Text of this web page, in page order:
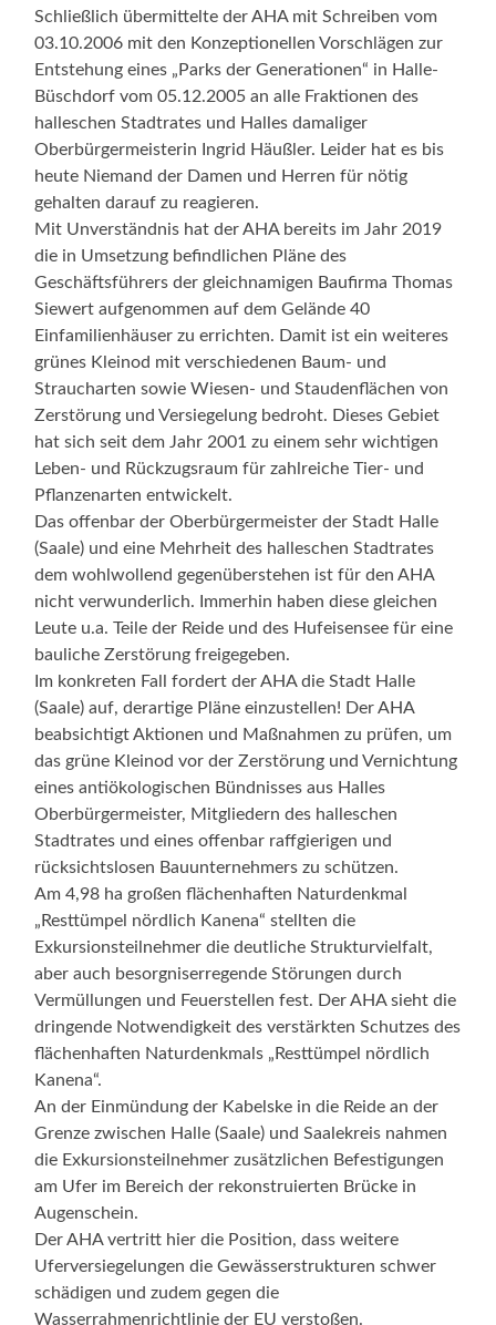
Schließlich übermittelte der AHA mit Schreiben vom
03.10.2006 mit den Konzeptionellen Vorschlägen zur
Entstehung eines „Parks der Generationen“ in Halle-
Büschdorf vom 05.12.2005 an alle Fraktionen des
halleschen Stadtrates und Halles damaliger
Oberbürgermeisterin Ingrid Häußler. Leider hat es bis
heute Niemand der Damen und Herren für nötig
gehalten darauf zu reagieren.
Mit Unverständnis hat der AHA bereits im Jahr 2019
die in Umsetzung befindlichen Pläne des
Geschäftsführers der gleichnamigen Baufirma Thomas
Siewert aufgenommen auf dem Gelände 40
Einfamilienhäuser zu errichten. Damit ist ein weiteres
grünes Kleinod mit verschiedenen Baum- und
Straucharten sowie Wiesen- und Staudenflächen von
Zerstörung und Versiegelung bedroht. Dieses Gebiet
hat sich seit dem Jahr 2001 zu einem sehr wichtigen
Leben- und Rückzugsraum für zahlreiche Tier- und
Pflanzenarten entwickelt.
Das offenbar der Oberbürgermeister der Stadt Halle
(Saale) und eine Mehrheit des halleschen Stadtrates
dem wohlwollend gegenüberstehen ist für den AHA
nicht verwunderlich. Immerhin haben diese gleichen
Leute u.a. Teile der Reide und des Hufeisensee für eine
bauliche Zerstörung freigegeben.
Im konkreten Fall fordert der AHA die Stadt Halle
(Saale) auf, derartige Pläne einzustellen! Der AHA
beabsichtigt Aktionen und Maßnahmen zu prüfen, um
das grüne Kleinod vor der Zerstörung und Vernichtung
eines antiökologischen Bündnisses aus Halles
Oberbürgermeister, Mitgliedern des halleschen
Stadtrates und eines offenbar raffgierigen und
rücksichtslosen Bauunternehmers zu schützen.
Am 4,98 ha großen flächenhaften Naturdenkmal
„Resttümpel nördlich Kanena“ stellten die
Exkursionsteilnehmer die deutliche Strukturvielfalt,
aber auch besorgniserregende Störungen durch
Vermüllungen und Feuerstellen fest. Der AHA sieht die
dringende Notwendigkeit des verstärkten Schutzes des
flächenhaften Naturdenkmals „Resttümpel nördlich
Kanena“.
An der Einmündung der Kabelske in die Reide an der
Grenze zwischen Halle (Saale) und Saalekreis nahmen
die Exkursionsteilnehmer zusätzlichen Befestigungen
am Ufer im Bereich der rekonstruierten Brücke in
Augenschein.
Der AHA vertritt hier die Position, dass weitere
Uferversiegelungen die Gewässerstrukturen schwer
schädigen und zudem gegen die
Wasserrahmenrichtlinie der EU verstoßen.